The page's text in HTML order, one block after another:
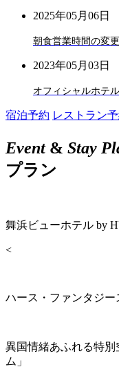
2025年05月06日
朝食営業時間の変
2023年05月03日
オフィシャルホテ
宿泊予約 レストラン
Event& Stay
プラン
舞浜ビューホテル by
<
ハース・ファンタジ
異国情緒あふれる特
ム」